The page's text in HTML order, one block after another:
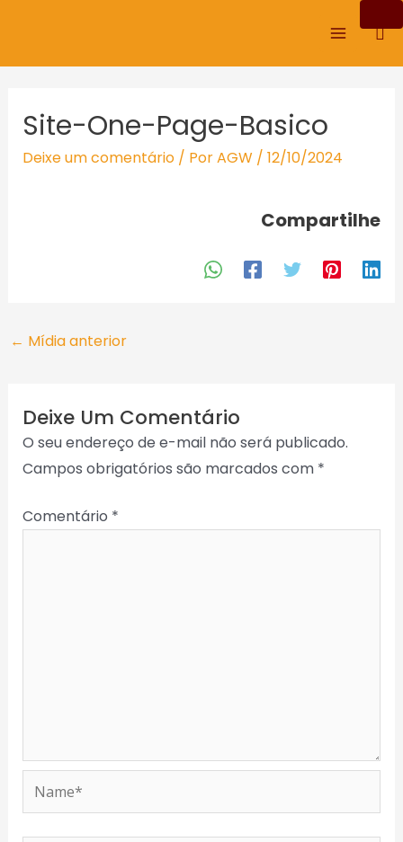
o
Site-One-Page-Basico
Deixe um comentário / PorAGW / 12/10/2024
Compartilhe
navigation
← Mídia anterior
Deixe Um Comentário
O seu endereço de e-mail não será publicado.
Campos obrigatórios são marcados com *
Comentário *
Name*